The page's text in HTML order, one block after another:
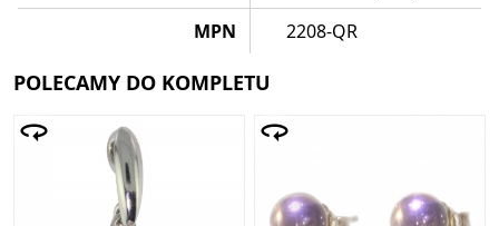
MPN
2208-QR
POLECAMY DO KOMPLETU